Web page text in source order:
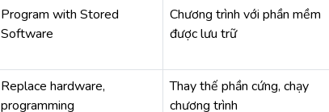
Program with Stored
Software
Chương trình với phần mềm
được lưu trữ
Replace hardware,
programming
Thay thế phần cứng, chạy
chương trình